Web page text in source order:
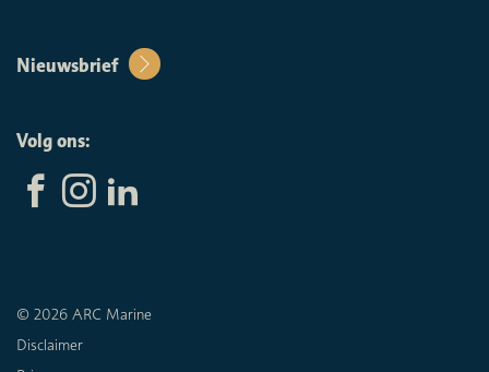
Nieuwsbrief
Volg ons:
© 2026 ARC Marine
Disclaimer